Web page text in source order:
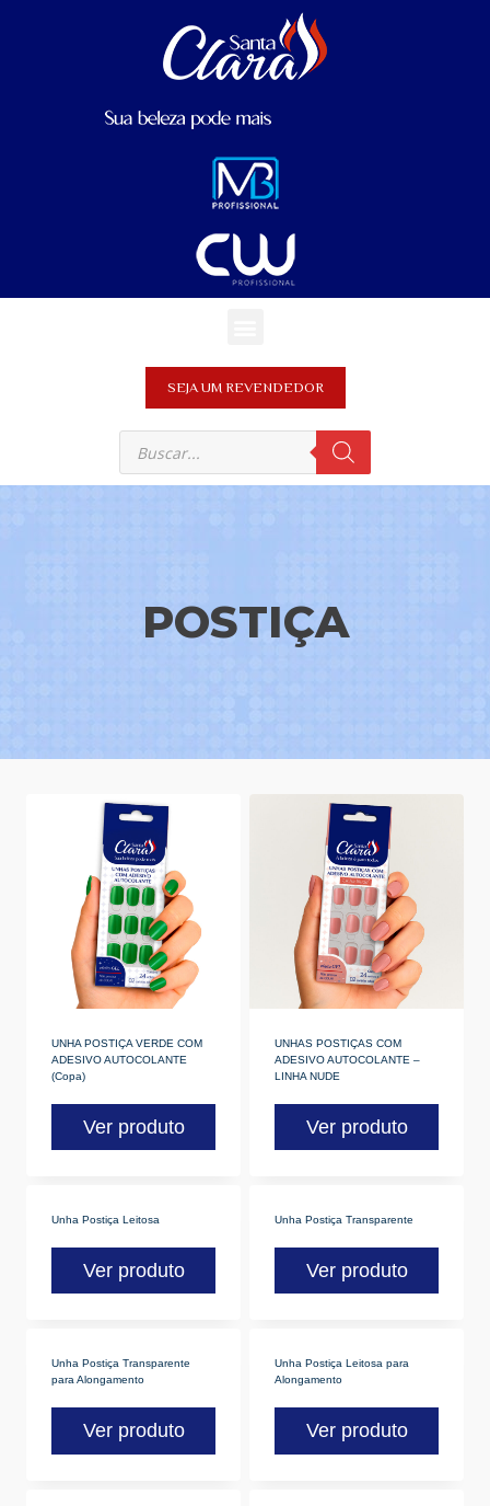
SEJA UM REVENDEDOR
POSTIÇA
UNHA POSTIÇA VERDE COM
ADESIVO AUTOCOLANTE
(Copa)
Ver produto
UNHAS POSTIÇAS COM
ADESIVO AUTOCOLANTE –
LINHA NUDE
Ver produto
Unha Postiça Leitosa
Ver produto
Unha Postiça Transparente
Ver produto
Unha Postiça Transparente
para Alongamento
Ver produto
Unha Postiça Leitosa para
Alongamento
Ver produto